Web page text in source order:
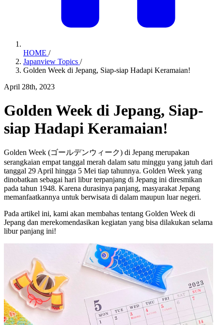
HOME /
Japanview Topics /
Golden Week di Jepang, Siap-siap Hadapi Keramaian!
April 28th, 2023
Golden Week di Jepang, Siap-
siap Hadapi Keramaian!
Golden Week (ゴールデンウィーク) di Jepang merupakan
serangkaian empat tanggal merah dalam satu minggu yang jatuh dari
tanggal 29 April hingga 5 Mei tiap tahunnya. Golden Week yang
dinobatkan sebagai hari libur terpanjang di Jepang ini diresmikan
pada tahun 1948. Karena durasinya panjang, masyarakat Jepang
memanfaatkannya untuk berwisata di dalam maupun luar negeri.
Pada artikel ini, kami akan membahas tentang Golden Week di
Jepang dan merekomendasikan kegiatan yang bisa dilakukan selama
libur panjang ini!